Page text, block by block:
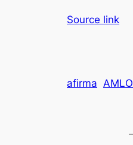
Source link
afirma AMLO